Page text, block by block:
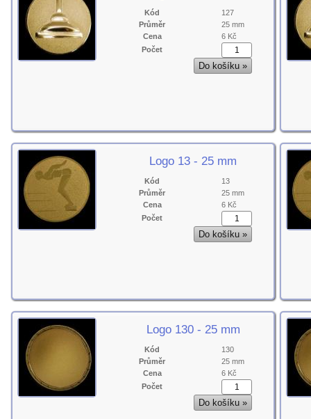
Kód
127
Průměr
25 mm
Cena
6 Kč
Počet
Logo 13 - 25 mm
Kód
13
Průměr
25 mm
Cena
6 Kč
Počet
Logo 130 - 25 mm
Kód
130
Průměr
25 mm
Cena
6 Kč
Počet